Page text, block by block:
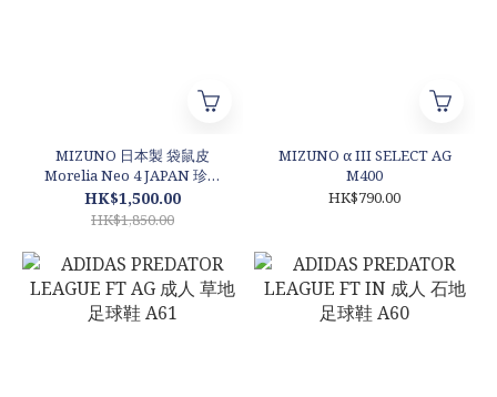
MIZUNO 日本製 袋鼠皮
Morelia Neo 4 JAPAN 珍珠
白/螢光紅 M111
HK$1,500.00
HK$1,850.00
MIZUNO α III SELECT AG
M400
HK$790.00